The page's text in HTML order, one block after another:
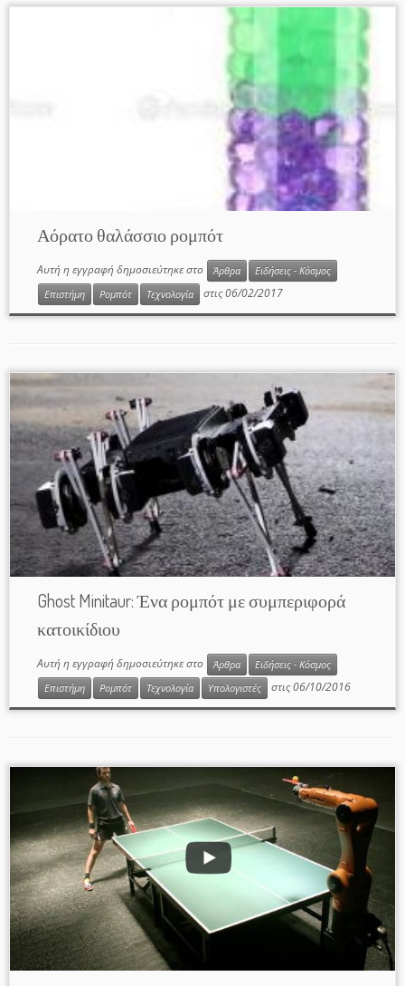
Αόρατο θαλάσσιο ρομπότ
Αυτή η εγγραφή δημοσιεύτηκε στο Άρθρα
Ειδήσεις - Κόσμος
Επιστήμη
Ρομπότ Τεχνολογία στις06/02/2017
Ghost Minitaur: Ένα ρομπότ με συμπεριφορά
κατοικίδιου
Αυτή η εγγραφή δημοσιεύτηκε στο Άρθρα
Ειδήσεις - Κόσμος
Επιστήμη
Ρομπότ Τεχνολογία Υπολογιστές στις06/10/2016